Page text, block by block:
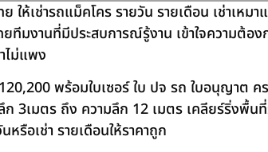
ห้เช่ารถแม็คโคร รายวัน รายเดือน เช่าเหม
ทีมงานที่มีประสบการณ์รู้งาน เข้าใจความต้อ
ไม่แพง
พร้อมใบเซอร์ ใบ ปจ รถ ใบอนุญาต ค
ก 3เมตร ถึง ความลึก 12 เมตร เคลียร์ริ่งพื้
รือเช่า รายเดือนให้ราคาถูก